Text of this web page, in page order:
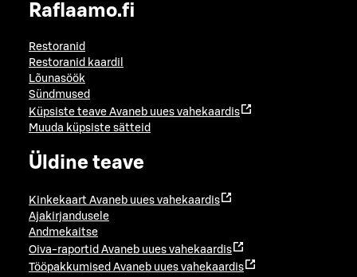
Raflaamo.fi
Restoranid
Restoranid kaardil
Lõunasöök
Sündmused
Küpsiste teave Avaneb uues vahekaardis
Muuda küpsiste sätteid
Üldine teave
Kinkekaart Avaneb uues vahekaardis
Ajakirjandusele
Andmekaitse
Oiva-raportid Avaneb uues vahekaardis
Tööpakkumised Avaneb uues vahekaardis